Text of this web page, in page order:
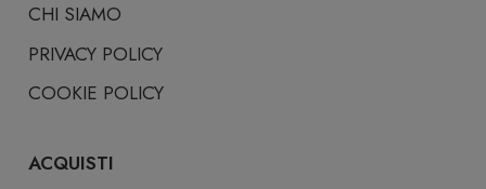
CHI SIAMO
PRIVACY POLICY
COOKIE POLICY
ACQUISTI